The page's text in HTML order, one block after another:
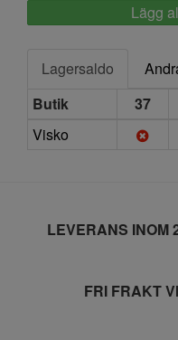
Lägg
Lagersaldo
Butik
37
Visko
LEVERANS INOM
FRI FRAKT